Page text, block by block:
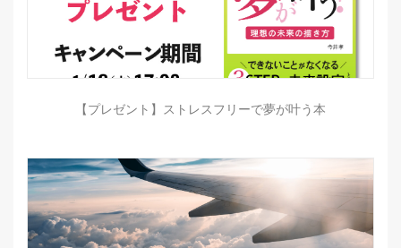
【プレゼント】ストレスフリーで夢が叶う本